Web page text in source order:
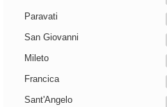
Paravati
San Giovanni
Mileto
Francica
Sant'Angelo